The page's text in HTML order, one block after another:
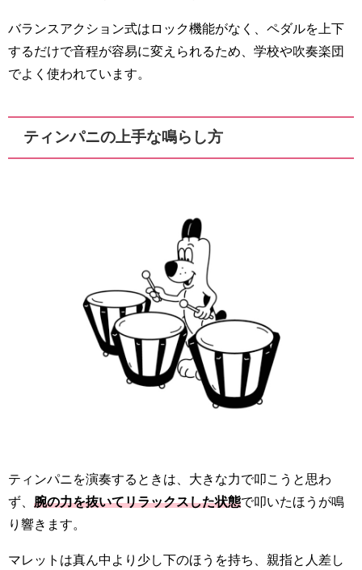
バランスアクション式はロック機能がなく、ペダルを上下
するだけで音程が容易に変えられるため、学校や吹奏楽団
でよく使われています。
ティンパニの上手な鳴らし方
ティンパニを演奏するときは、大きな力で叩こうと思わ
ず、 腕の力を抜いてリラックスした状態で叩いたほうが鳴
り響きます。
マレットは真ん中より少し下のほうを持ち、親指と人差し